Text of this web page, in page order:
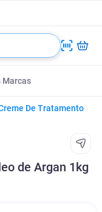
Marcas
De Tratamento
de Argan 1kg